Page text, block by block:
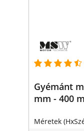
Gyémánt
mm - 400
Méretek